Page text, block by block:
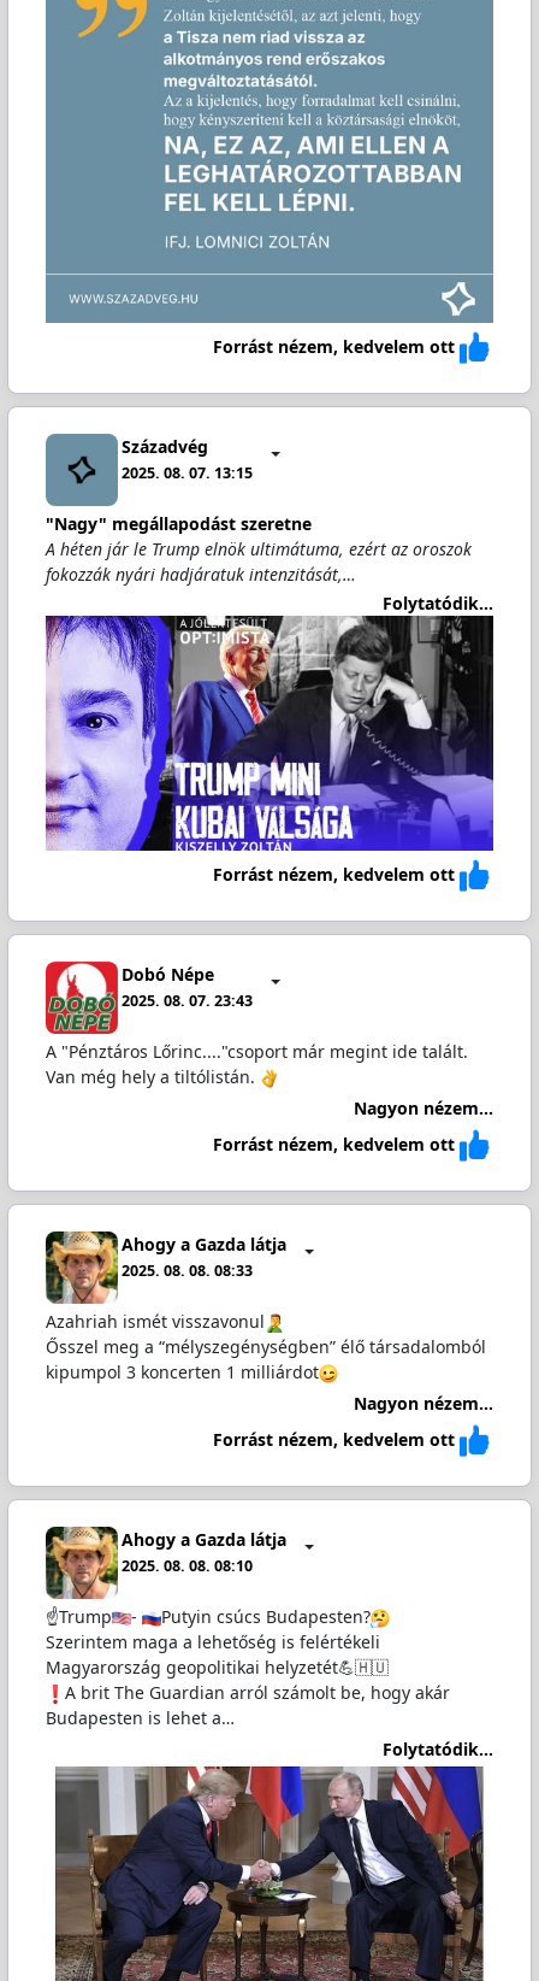
Forrást nézem, kedvelem ott
Századvég
2025. 08. 07. 13:15
"Nagy" megállapodást szeretne
A héten jár le Trump elnök ultimátuma, ezért az oroszok
fokozzák nyári hadjáratuk intenzitását,…
Folytatódik...
Forrást nézem, kedvelem ott
Dobó Népe
2025. 08. 07. 23:43
A "Pénztáros Lőrinc...."csoport már megint ide talált.
Van még hely a tiltólistán.
Nagyon nézem...
Forrást nézem, kedvelem ott
Ahogy a Gazda látja
2025. 08. 08. 08:33
Azahriah ismét visszavonul
Ősszel meg a “mélyszegénységben” élő társadalomból
kipumpol 3 koncerten 1 milliárdot
Nagyon nézem...
Forrást nézem, kedvelem ott
Ahogy a Gazda látja
2025. 08. 08. 08:10
☝️Trump -
Putyin csúcs Budapesten?
Szerintem maga a lehetőség is felértékeli
Magyarország geopolitikai helyzetét💪🇭🇺
️A brit The Guardian arról számolt be, hogy akár
Budapesten is lehet a…
Folytatódik...